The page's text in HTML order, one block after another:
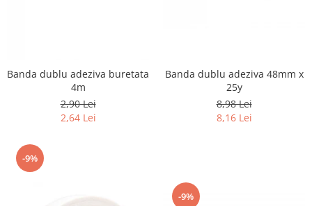
Banda dublu adeziva buretata
4m
2,90 Lei
2,64 Lei
Banda dublu adeziva 48mm x
25y
8,98 Lei
8,16 Lei
-9%
-9%